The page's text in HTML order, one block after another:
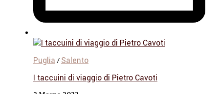
Puglia / Salento
I taccuini di viaggio di Pietro Cavoti